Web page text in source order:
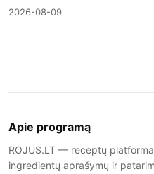
2026-08-09
Apie programą
ROJUS.LT — receptų
ingredientų aprašymų ir